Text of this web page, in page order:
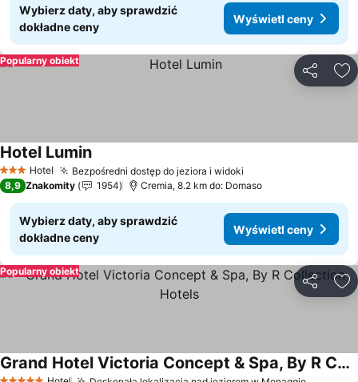
Wybierz daty, aby sprawdzić
dokładne ceny
Wyświetl ceny
Popularny obiekt
3 Kategoria
Hotel Bezpośredni dostęp do jeziora i widoki
Hotel LuminWyświetl ceny
8,9 Znakomity 1954 Cremia, 8.2 km do: Domaso
Wybierz daty, aby sprawdzić
dokładne ceny
Wyświetl ceny
Popularny obiekt
Grand Hotel Victoria Concept & Spa, By R Collection Hotels